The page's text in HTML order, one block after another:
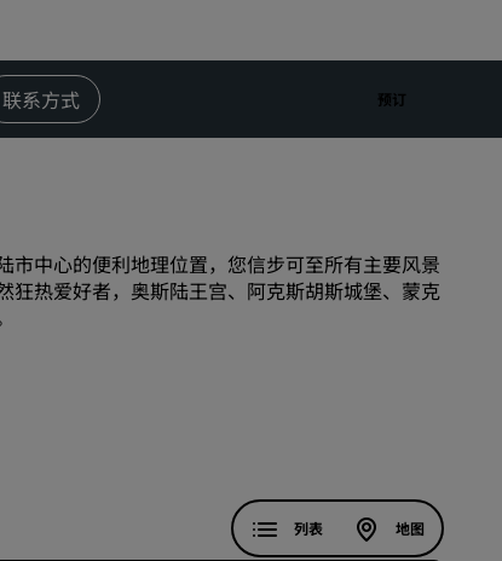
商务旅客
礼遇
联系方式 预订
中心的便利地理位置，您信步可至所有主要风景
热爱好者，奥斯陆王宫、阿克斯胡斯城堡、蒙克
列表 地图